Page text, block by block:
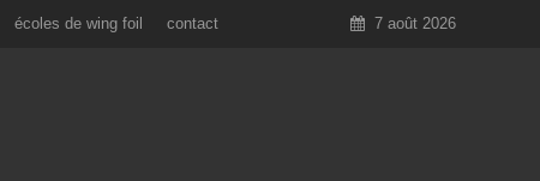
écoles de wing foil contact 7 août 2026